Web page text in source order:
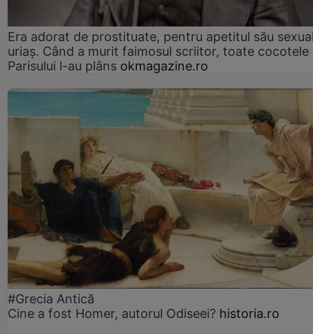
Era adorat de prostituate, pentru apetitul său
uriaș. Când a murit faimosul scriitor, toate cocotele
Parisului l-au plâns okmagazine.ro
#Grecia Antică
Cine a fost Homer, autorul Odiseei? historia.ro